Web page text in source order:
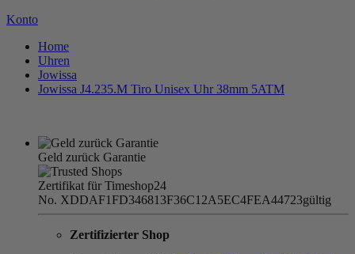
Konto
Home
Uhren
Jowissa
Jowissa J4.235.M Tiro Unisex Uhr 38mm 5ATM
Geld zurück Garantie
Zertifikat für Timeshop24
No. XDDAF1FD346813F36C12A5EC4FEA44723gültig
Zertifizierter Shop